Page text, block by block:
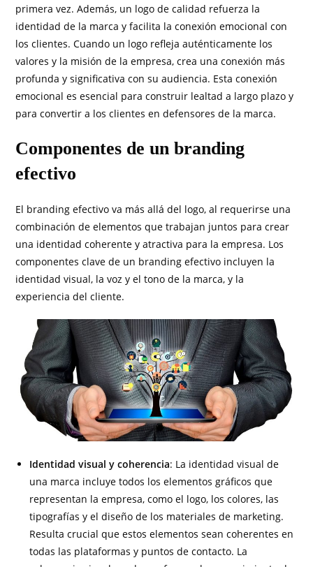
primera vez. Además, un logo de calidad refuerza la
identidad de la marca y facilita la conexión emocional con
los clientes. Cuando un logo refleja auténticamente los
valores y la misión de la empresa, crea una conexión más
profunda y significativa con su audiencia. Esta conexión
emocional es esencial para construir lealtad a largo plazo y
para convertir a los clientes en defensores de la marca.
Componentes de un branding
efectivo
El branding efectivo va más allá del logo, al requerirse una
combinación de elementos que trabajan juntos para crear
una identidad coherente y atractiva para la empresa. Los
componentes clave de un branding efectivo incluyen la
identidad visual, la voz y el tono de la marca, y la
experiencia del cliente.
Identidad visual y coherencia: La identidad visual de
una marca incluye todos los elementos gráficos que
representan la empresa, como el logo, los colores, las
tipografías y el diseño de los materiales de marketing.
Resulta crucial que estos elementos sean coherentes en
todas las plataformas y puntos de contacto. La